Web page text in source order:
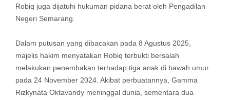
Robiq juga dijatuhi hukuman pidana berat oleh Pengadilan
Negeri Semarang.
Dalam putusan yang dibacakan pada 8 Agustus 2025,
majelis hakim menyatakan Robiq terbukti bersalah
melakukan penembakan terhadap tiga anak di bawah umur
pada 24 November 2024. Akibat perbuatannya, Gamma
Rizkynata Oktavandy meninggal dunia, sementara dua